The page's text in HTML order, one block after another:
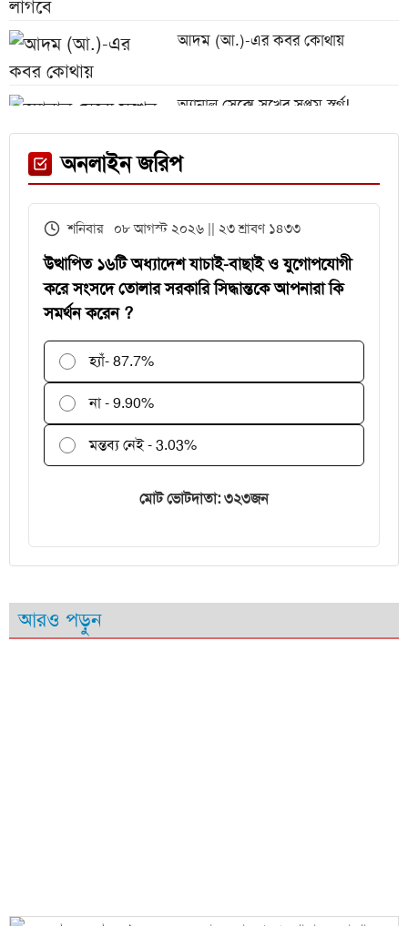
সিম্ফনি মোবাইলে চাকরির সুযোগ,
পরিত্যক্ত গর্তে পড়া ছাগল উদ্ধারে গিয়ে
একই পরিবারের ৪ জন নিহত
আড্ডা দিতে বের হয়ে এক মাস ধরে
নিখোঁজ, ফিরে পেতে পরিবারের আকুতি
ব্যাখ্যা দিলেন প্রতিমন্ত্রী শাহে আলম
আদম (আ.)-এর কবর কোথায়
অ্যানাল সেক্সে সুখের সপ্তম স্বর্গ!
অনলাইন জরিপ
শনিবার ০৮ আগস্ট ২০২৬ || ২৩ শ্রাবণ ১৪৩৩
উত্থাপিত ১৬টি অধ্যাদেশ যাচাই-বাছাই ও যুগোপযোগী
করে সংসদে তোলার সরকারি সিদ্ধান্তকে আপনারা কি
সমর্থন করেন ?
হ্যাঁ- 87.7%
না - 9.90%
মন্তব্য নেই - 3.03%
মোট ভোটদাতা: ৩২৩জন
আরও পড়ুন